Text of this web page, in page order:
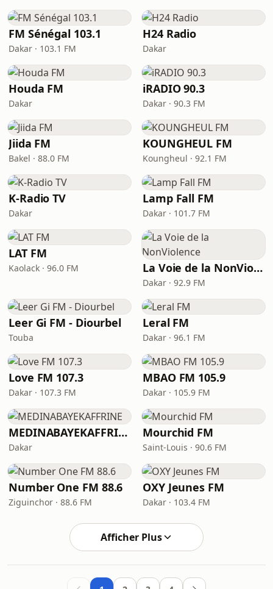
FM Sénégal 103.1
Dakar · 103.1 FM
H24 Radio
Dakar
Houda FM
Dakar
iRADIO 90.3
Dakar · 90.3 FM
Jiida FM
Bakel · 88.0 FM
KOUNGHEUL FM
Koungheul · 92.1 FM
K-Radio TV
Dakar
Lamp Fall FM
Dakar · 101.7 FM
LAT FM
Kaolack · 96.0 FM La Voie de la NonViolence
Dakar · 92.9 FM
Leer Gi FM - Diourbel
Touba
Leral FM
Dakar · 96.1 FM
Love FM 107.3
Dakar · 107.3 FM
MBAO FM 105.9
Dakar · 105.9 FM
MEDINABAYEKAFFRINE
Dakar
Mourchid FM
Saint-Louis · 90.6 FM
Number One FM 88.6
Ziguinchor · 88.6 FM
OXY Jeunes FM
Dakar · 103.4 FM
Afficher Plus